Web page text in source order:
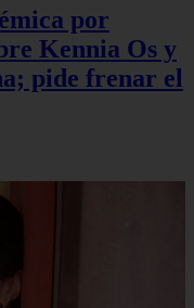
por
Kennia Os y
pide frenar el